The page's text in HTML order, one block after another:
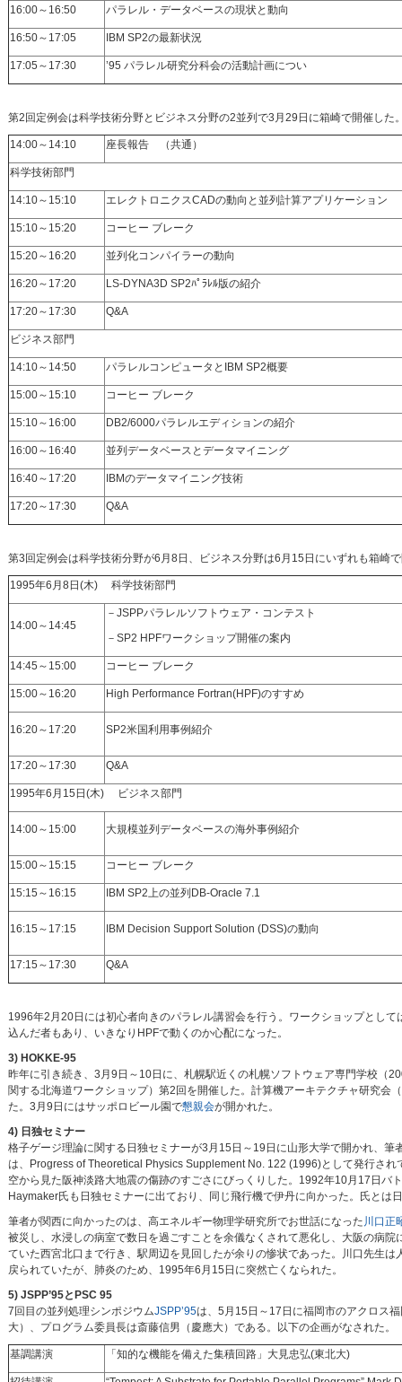
16:00～16:50 パラレル・データベースの現状と動向
16:50～17:05 IBM SP2の最新状況
17:05～17:30 ’95 パラレル研究分科会の活動計画につい
第2回定例会は科学技術分野とビジネス分野の2並列で3月29日に箱崎で開催した
14:00～14:10 座長報告 （共通）
科学技術部門
14:10～15:10 エレクトロニクスCADの動向と並列計算アプリケーション
15:10～15:20 コーヒー ブレーク
15:20～16:20 並列化コンパイラーの動向
16:20～17:20 LS-DYNA3D SP2ﾊﾟﾗﾚﾙ版の紹介
17:20～17:30 Q&A
ビジネス部門
14:10～14:50 パラレルコンピュータとIBM SP2概要
15:00～15:10 コーヒー ブレーク
15:10～16:00 DB2/6000パラレルエディションの紹介
16:00～16:40 並列データベースとデータマイニング
16:40～17:20 IBMのデータマイニング技術
17:20～17:30 Q&A
第3回定例会は科学技術分野が6月8日、ビジネス分野は6月15日にいずれも箱崎
1995年6月8日(木) 科学技術部門
14:00～14:45
－JSPPパラレルソフトウェア・コンテスト
－SP2 HPFワークショップ開催の案内
14:45～15:00 コーヒー ブレーク
15:00～16:20 High Performance Fortran(HPF)のすすめ
16:20～17:20 SP2米国利用事例紹介
17:20～17:30 Q&A
1995年6月15日(木) ビジネス部門
14:00～15:00 大規模並列データベースの海外事例紹介
15:00～15:15 コーヒー ブレーク
15:15～16:15 IBM SP2上の並列DB-Oracle 7.1
16:15～17:15 IBM Decision Support Solution (DSS)の動向
17:15～17:30 Q&A
1996年2月20日には初心者向きのパラレル講習会を行う。ワークショップとし
込んだ者もあり、いきなりHPFで動くのか心配になった。
3) HOKKE-95
昨年に引き続き、3月9日～10日に、札幌駅近くの札幌ソフトウェア専門学校（
関する北海道ワークショップ）第2回を開催した。計算機アーキテクチャ研究
た。3月9日にはサッポロビール園で懇親会が開かれた。
4) 日独セミナー
格子ゲージ理論に関する日独セミナーが3月15日～19日に山形大学で開かれ、
は、Progress of Theoretical Physics Supplement No. 122 (1996)として発行さ
空から見た阪神淡路大地震の傷跡のすごさにびっくりした。1992年10月17日
Haymaker氏も日独セミナーに出ており、同じ飛行機で伊丹に向かった。氏とは
筆者が関西に向かったのは、高エネルギー物理学研究所でお世話になった 川口正
被災し、水浸しの病室で数日を過ごすことを余儀なくされて悪化し、大阪の病
ていた西宮北口まで行き、駅周辺を見回したが余りの惨状であった。川口先生
戻られていたが、肺炎のため、1995年6月15日に突然亡くなられた。
5) JSPP’95とPSC 95
7回目の並列処理シンポジウムJSPP’95は、5月15日～17日に福岡市のアクロス
大）、プログラム委員長は斎藤信男（慶應大）である。以下の企画がなされた。
基調講演 「知的な機能を備えた集積回路」大見忠弘(東北大)